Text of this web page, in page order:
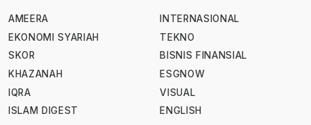
AMEERA
EKONOMI SYARIAH
SKOR
KHAZANAH
IQRA
ISLAM DIGEST
INTERNASIONAL
TEKNO
BISNIS FINANSIAL
ESGNOW
VISUAL
ENGLISH